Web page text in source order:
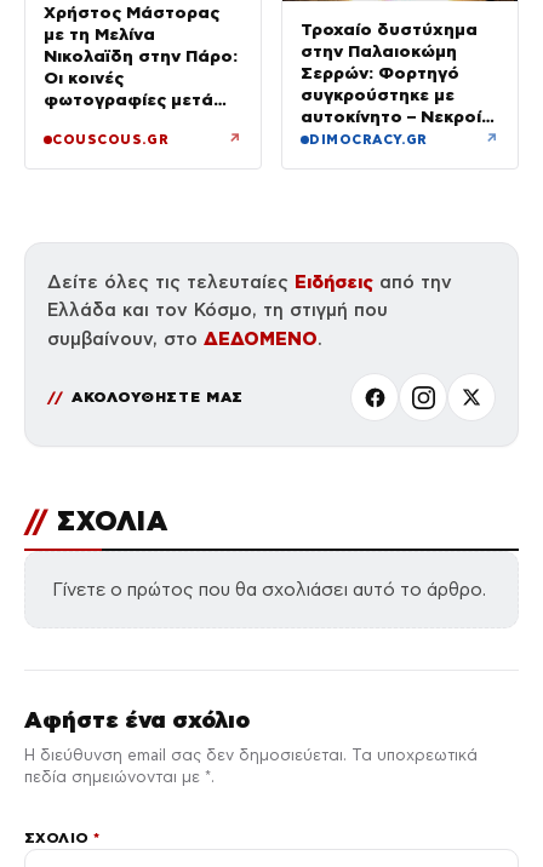
Χρήστος Μάστορας
με τη Μελίνα
Νικολαϊδη στην Πάρο:
Οι κοινές
φωτογραφίες μετά
τη Γαρυφαλιά
COUSCOUS.GR ↗
Τροχαίο δυστύχημα
στην Παλαιοκώμη
Σερρών: Φορτηγό
συγκρούστηκε με
αυτοκίνητο – Νεκροί
οι επιβάτες του ΙΧ
DIMOCRACY.GR ↗
Δείτε όλες τις τελευταίες Ειδήσεις από την
Ελλάδα και τον Κόσμο, τη στιγμή που
συμβαίνουν, στο ΔΕΔΟΜΕΝΟ.
ΑΚΟΛΟΥΘΗΣΤΕ ΜΑΣ
// ΣΧΟΛΙΑ
Γίνετε ο πρώτος που θα σχολιάσει αυτό το άρθρο.
Αφήστε ένα σχόλιο
Η διεύθυνση email σας δεν δημοσιεύεται. Τα υποχρεωτικά
πεδία σημειώνονται με *.
ΣΧΌΛΙΟ*